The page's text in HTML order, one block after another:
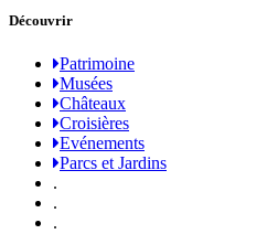
Découvrir
Patrimoine
Musées
Châteaux
Croisières
Evénements
Parcs et Jardins
.
.
.